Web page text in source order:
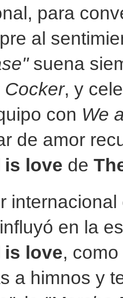
para
al
suena
Cocker, y
con We
de amor
is love de
en la
is love,
a himnos y